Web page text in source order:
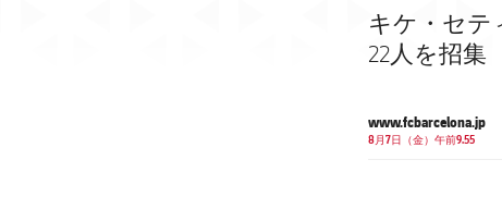
キケ・セテ
22人を招集
www.fcbarcelona.jp
8月7日（金）午前9.55